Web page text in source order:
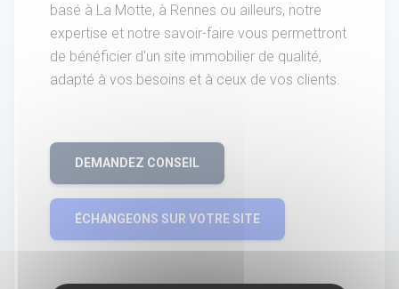
basé à La Motte, à Rennes ou ailleurs, notre
expertise et notre savoir-faire vous permettront
de bénéficier d'un site immobilier de qualité,
adapté à vos besoins et à ceux de vos clients.
DEMANDEZ CONSEIL
ÉCHANGEONS SUR VOTRE SITE